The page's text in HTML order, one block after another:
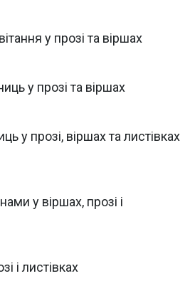
у прозі та віршах
у прозі та віршах
у прозі, віршах та листівках
у віршах, прозі і
і листівках